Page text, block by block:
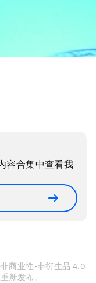
容合集中查看我
商业性-非衍生品 4.0
新发布。